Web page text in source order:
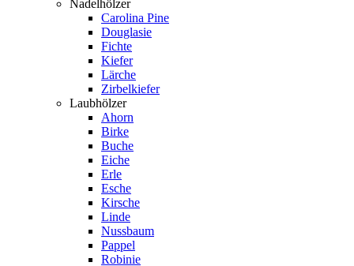
Nadelhölzer
Carolina Pine
Douglasie
Fichte
Kiefer
Lärche
Zirbelkiefer
Laubhölzer
Ahorn
Birke
Buche
Eiche
Erle
Esche
Kirsche
Linde
Nussbaum
Pappel
Robinie